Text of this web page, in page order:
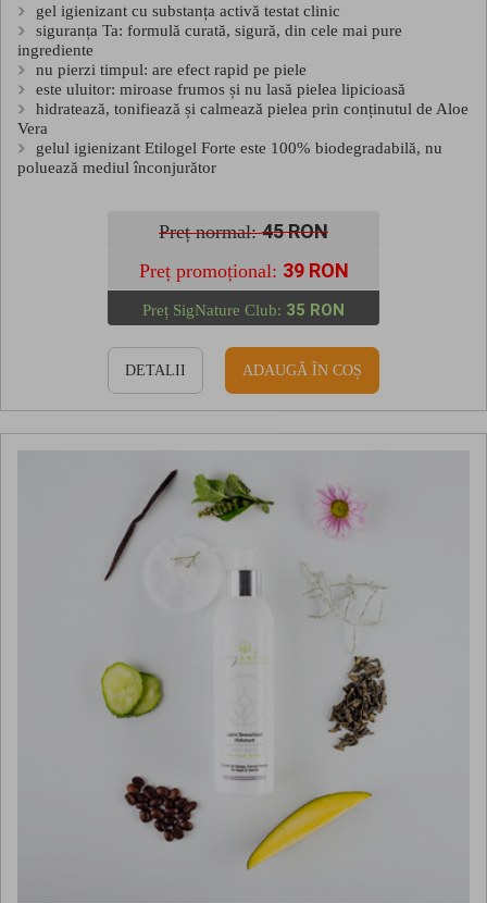
gel igienizant cu substanța activă testat clinic
siguranța Ta: formulă curată, sigură, din cele mai pure
ingrediente
nu pierzi timpul: are efect rapid pe piele
este uluitor: miroase frumos și nu lasă pielea lipicioasă
hidratează, tonifiează și calmează pielea prin conținutul de Aloe
Vera
gelul igienizant Etilogel Forte este 100% biodegradabilă, nu
poluează mediul înconjurător
Preț normal:45 RON
Preț promoțional: 39 RON
Preț SigNature Club: 35 RON
DETALII ADAUGĂ ÎN COȘ